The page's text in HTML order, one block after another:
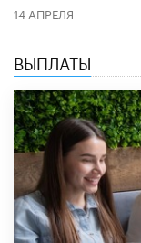
14 АПРЕЛЯ
ВЫПЛАТЫ